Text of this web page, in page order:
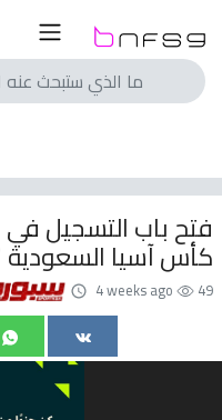
فتح باب التسجيل في
كأس آسيا السعودية 2027
4 weeks ago 49